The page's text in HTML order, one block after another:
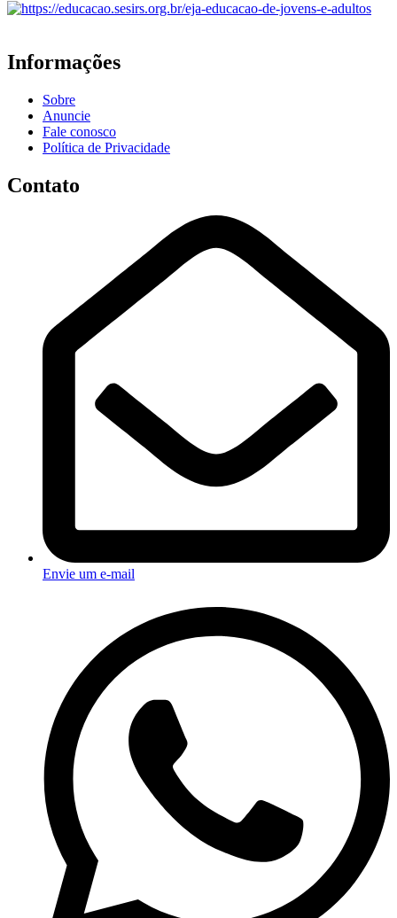
Informações
Sobre
Anuncie
Fale conosco
Política de Privacidade
Contato
Envie um e-mail